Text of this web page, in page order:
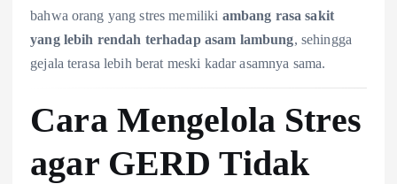
bahwa orang yang stres memiliki ambang rasa sakit
yang lebih rendah terhadap asam lambung, sehingga
gejala terasa lebih berat meski kadar asamnya sama.
Cara Mengelola Stres
agar GERD Tidak